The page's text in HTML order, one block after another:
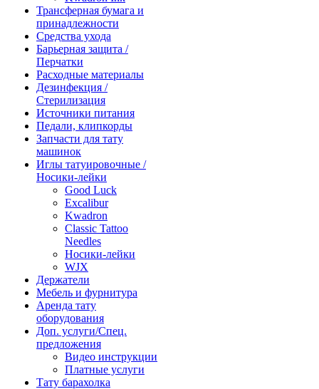
Трансферная бумага и
принадлежности
Средства ухода
Барьерная защита /
Перчатки
Расходные материалы
Дезинфекция /
Стерилизация
Источники питания
Педали, клипкорды
Запчасти для тату
машинок
Иглы татуировочные /
Носики-лейки
Good Luck
Excalibur
Kwadron
Classic Tattoo
Needles
Носики-лейки
WJX
Держатели
Мебель и фурнитура
Аренда тату
оборудования
Доп. услуги/Спец.
предложения
Видео инструкции
Платные услуги
Тату барахолка